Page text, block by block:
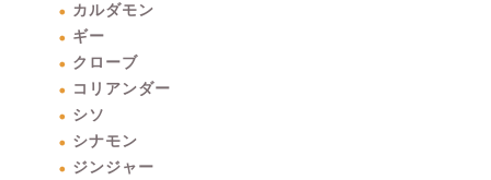
カルダモン
ギー
クローブ
コリアンダー
シソ
シナモン
ジンジャー